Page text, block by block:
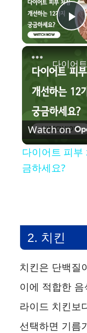
Watch on
다이어트 피부
금하세요?
2. 치킨
치킨은 단백질
이에 적합한
라이드 치킨보
선택하면 기름